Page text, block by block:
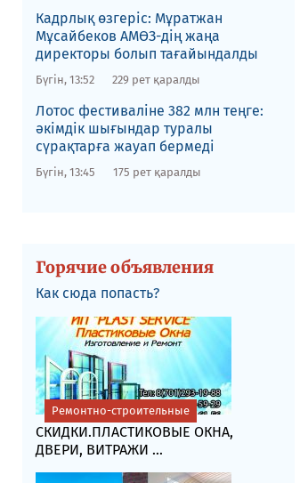
Кадрлық өзгеріс: Мұратжан
Мұсайбеков АМӨЗ-дің жаңа
директоры болып ​тағайындалды
Бүгін, 13:52 229 рет қаралды
Лотос фестиваліне​ 382 млн теңге:
әкімдік шығындар туралы
сүрақтарға жауап бермеді
Бүгін, 13:45 175 рет қаралды
Горячие объявления
Как сюда попасть?
СКИДКИ.ПЛАСТИКОВЫЕ ОКНА,
ДВЕРИ, ВИТРАЖИ ...
Ремонтно-строительные